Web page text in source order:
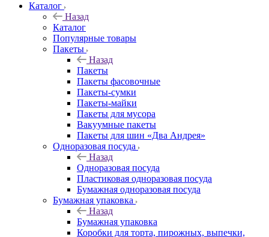
Каталог
Назад
Каталог
Популярные товары
Пакеты
Назад
Пакеты
Пакеты фасовочные
Пакеты-сумки
Пакеты-майки
Пакеты для мусора
Вакуумные пакеты
Пакеты для шин «Два Андрея»
Одноразовая посуда
Назад
Одноразовая посуда
Пластиковая одноразовая посуда
Бумажная одноразовая посуда
Бумажная упаковка
Назад
Бумажная упаковка
Коробки для торта, пирожных, выпечки,